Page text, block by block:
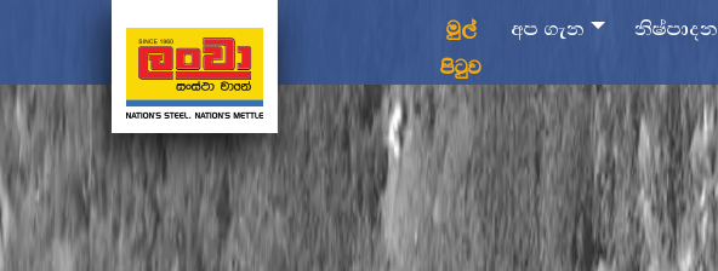
මුල්
පිටුව
අප ගැන නිෂ්පාදන